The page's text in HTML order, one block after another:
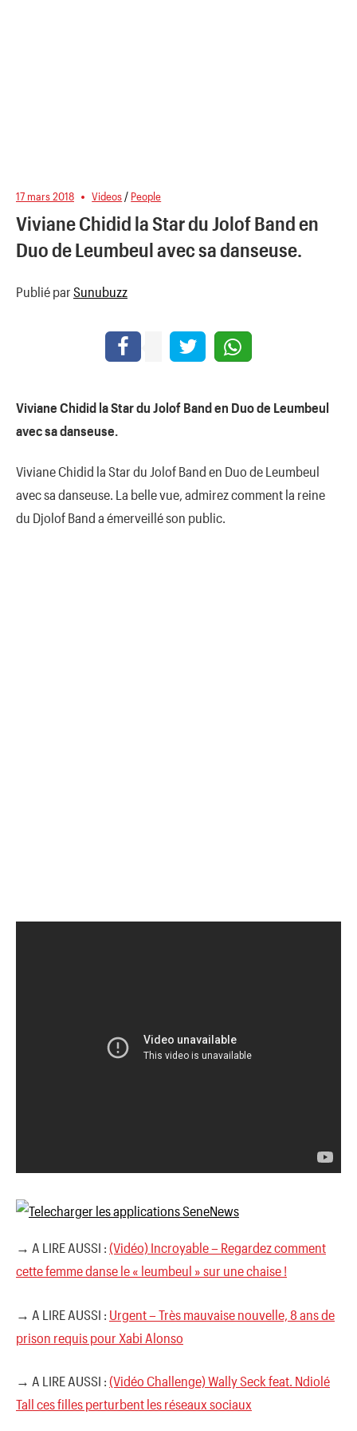
17 mars 2018 Videos / People
Viviane Chidid la Star du Jolof Band en
Duo de Leumbeul avec sa danseuse.
Publié par Sunubuzz
Viviane Chidid la Star du Jolof Band en Duo de Leumbeul
avec sa danseuse.
Viviane Chidid la Star du Jolof Band en Duo de Leumbeul
avec sa danseuse. La belle vue, admirez comment la reine
du Djolof Band a émerveillé son public.
→ A LIRE AUSSI : (Vidéo) Incroyable – Regardez comment
cette femme danse le « leumbeul » sur une chaise !
→ A LIRE AUSSI : Urgent – Très mauvaise nouvelle, 8 ans de
prison requis pour Xabi Alonso
→ A LIRE AUSSI : (Vidéo Challenge) Wally Seck feat. Ndiolé
Tall ces filles perturbent les réseaux sociaux